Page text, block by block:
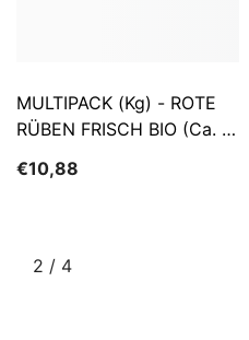
MULTIPACK (kg) - ROTE
RÜBEN FRISCH BIO (ca. 5
€10,88
2 / von
4